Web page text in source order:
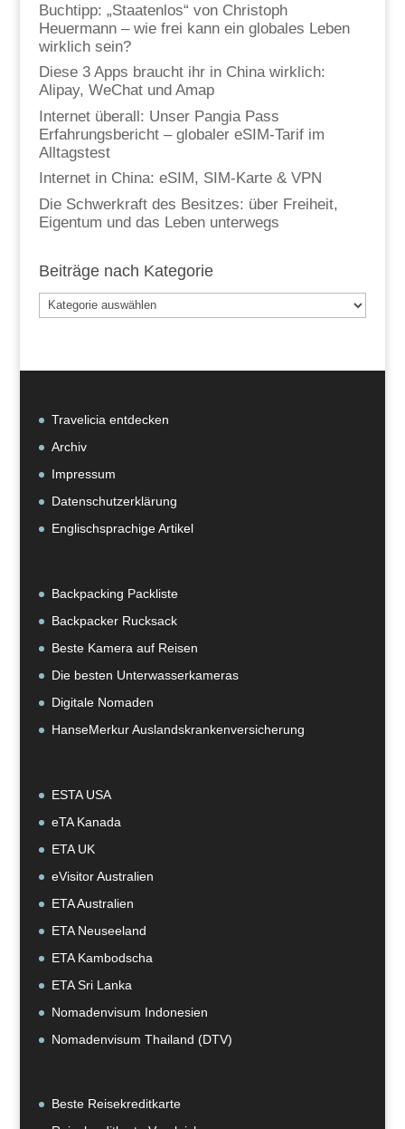
Buchtipp: „Staatenlos“ von Christoph
Heuermann – wie frei kann ein globales Leben
wirklich sein?
Diese 3 Apps braucht ihr in China wirklich:
Alipay, WeChat und Amap
Internet überall: Unser Pangia Pass
Erfahrungsbericht – globaler eSIM-Tarif im
Alltagstest
Internet in China: eSIM, SIM-Karte & VPN
Die Schwerkraft des Besitzes: über Freiheit,
Eigentum und das Leben unterwegs
Beiträge nach Kategorie
Beiträge
nach
Travelicia entdecken
Archiv
Impressum
Datenschutzerklärung
Englischsprachige Artikel
Backpacking Packliste
Backpacker Rucksack
Beste Kamera auf Reisen
Die besten Unterwasserkameras
Digitale Nomaden
HanseMerkur Auslandskrankenversicherung
ESTA USA
eTA Kanada
ETA UK
eVisitor Australien
ETA Australien
ETA Neuseeland
ETA Kambodscha
ETA Sri Lanka
Nomadenvisum Indonesien
Nomadenvisum Thailand (DTV)
Beste Reisekreditkarte